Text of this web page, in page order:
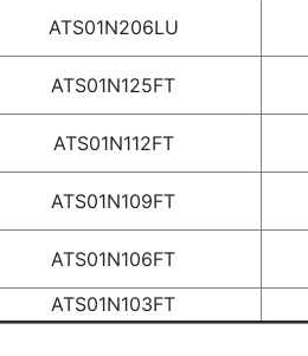
ATS01N206LU
ATS01N125FT
ATS01N112FT
ATS01N109FT
ATS01N106FT
ATS01N103FT